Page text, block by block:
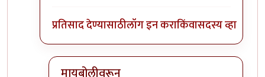
प्रतिसाद देण्यासाठीलॉग इन कराकिंवासदस्य व्हा